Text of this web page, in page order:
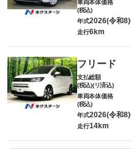
車両本体価格
(税込)
年式2026(令和
走行6km
フリード
支払総額
(税込)(リ済込)
車両本体価格
(税込)
年式2026(令和
走行14km